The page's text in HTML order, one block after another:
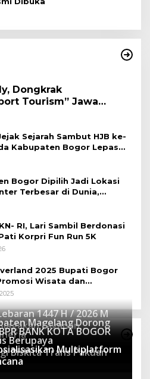
Dongkrak
Tourism” Jawa
Sejarah Sambut HJB ke-
Kabupaten Bogor Lepas
Tilas Bogor
Bogor Dipilih Jadi Lokasi
Terbesar di Dunia,
Pertumbuhan
RI, Lari Sambil Berdonasi
Korpri Fun Run 5K
2025 Bupati Bogor
Wisata dan
Alam
1447 H / 2026 M
Layanan
Magelang Dorong
BANK KOTA BOGOR
Berupaya
Biskita Trans Pakuan
Multiplatform